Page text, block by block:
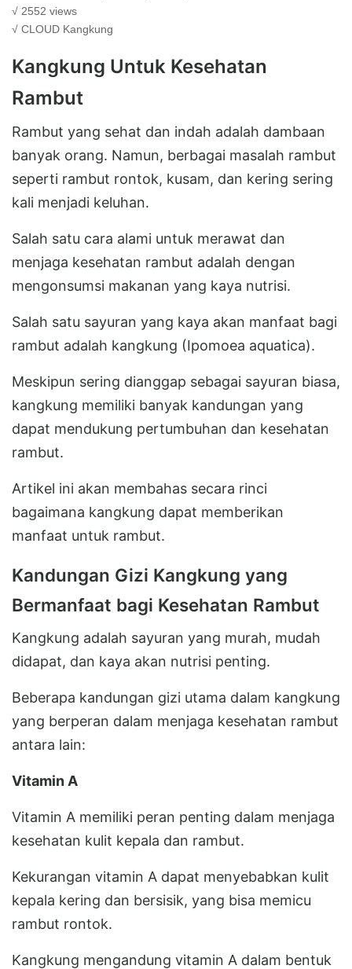
√ 2552 views
√ CLOUD Kangkung
Kangkung Untuk Kesehatan
Rambut
Rambut yang sehat dan indah adalah dambaan
banyak orang. Namun, berbagai masalah rambut
seperti rambut rontok, kusam, dan kering sering
kali menjadi keluhan.
Salah satu cara alami untuk merawat dan
menjaga kesehatan rambut adalah dengan
mengonsumsi makanan yang kaya nutrisi.
Salah satu sayuran yang kaya akan manfaat bagi
rambut adalah kangkung (Ipomoea aquatica).
Meskipun sering dianggap sebagai sayuran biasa,
kangkung memiliki banyak kandungan yang
dapat mendukung pertumbuhan dan kesehatan
rambut.
Artikel ini akan membahas secara rinci
bagaimana kangkung dapat memberikan
manfaat untuk rambut.
Kandungan Gizi Kangkung yang
Bermanfaat bagi Kesehatan Rambut
Kangkung adalah sayuran yang murah, mudah
didapat, dan kaya akan nutrisi penting.
Beberapa kandungan gizi utama dalam kangkung
yang berperan dalam menjaga kesehatan rambut
antara lain:
Vitamin A
Vitamin A memiliki peran penting dalam menjaga
kesehatan kulit kepala dan rambut.
Kekurangan vitamin A dapat menyebabkan kulit
kepala kering dan bersisik, yang bisa memicu
rambut rontok.
Kangkung mengandung vitamin A dalam bentuk